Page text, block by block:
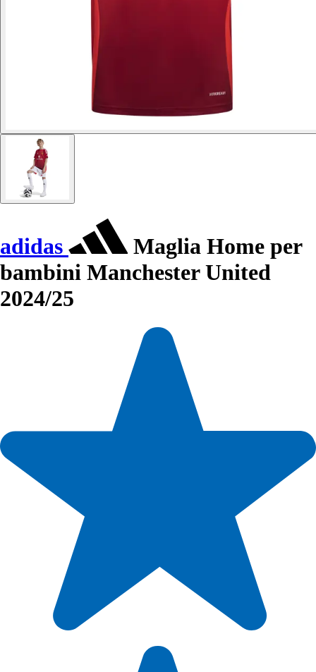
adidas
Maglia Home per
bambini Manchester United
2024/25